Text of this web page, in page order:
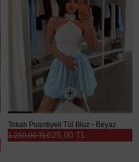
Tokalı Puantiyeli Tül Bluz - Beyaz
625,00 TL
1.250,00 TL